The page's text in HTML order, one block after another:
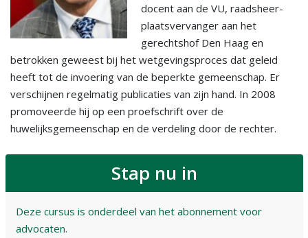
docent aan de VU, raadsheer-
plaatsvervanger aan het
gerechtshof Den Haag en
betrokken geweest bij het wetgevingsproces dat geleid
heeft tot de invoering van de beperkte gemeenschap. Er
verschijnen regelmatig publicaties van zijn hand. In 2008
promoveerde hij op een proefschrift over de
huwelijksgemeenschap en de verdeling door de rechter.
Stap nu in
Deze cursus is onderdeel van het abonnement voor
advocaten.